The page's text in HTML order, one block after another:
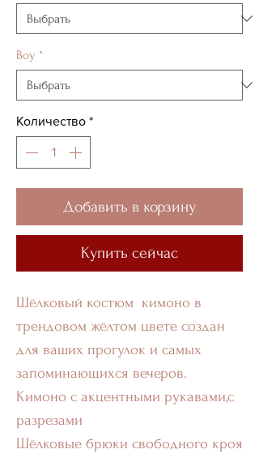
Boy *
Количество *
Добавить в корзину
Купить сейчас
Шёлковый костюм кимоно в
трендовом жёлтом цвете создан
для ваших прогулок и самых
запоминающихся вечеров.
Кимоно с акцентными рукавами,с
разрезами
Шёлковые брюки свободного кроя